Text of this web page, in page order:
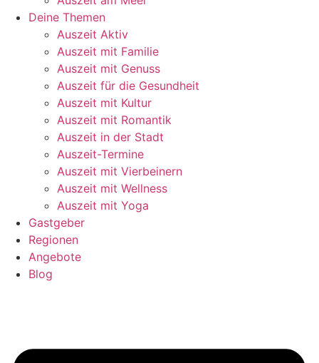
Deine Themen
Auszeit Aktiv
Auszeit mit Familie
Auszeit mit Genuss
Auszeit für die Gesundheit
Auszeit mit Kultur
Auszeit mit Romantik
Auszeit in der Stadt
Auszeit-Termine
Auszeit mit Vierbeinern
Auszeit mit Wellness
Auszeit mit Yoga
Gastgeber
Regionen
Angebote
Blog